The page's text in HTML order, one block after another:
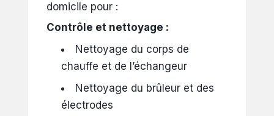
domicile pour :
Contrôle et nettoyage :
Nettoyage du corps de
chauffe et de l’échangeur
Nettoyage du brûleur et des
électrodes